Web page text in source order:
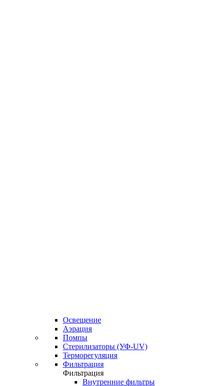
Освещение
Аэрация
Помпы
Стерилизаторы (УФ-UV)
Терморегуляция
Фильтрация
Фильтрация
Внутренние фильтры